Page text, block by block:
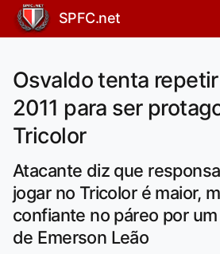
SPFC.net
Osvaldo tenta
2011 para ser
Tricolor
Atacante diz que
jogar no Tricolor é maior,
confiante no páreo por
de Emerson Leão